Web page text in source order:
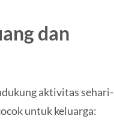
dan
aktivitas sehari-
untuk keluarga: